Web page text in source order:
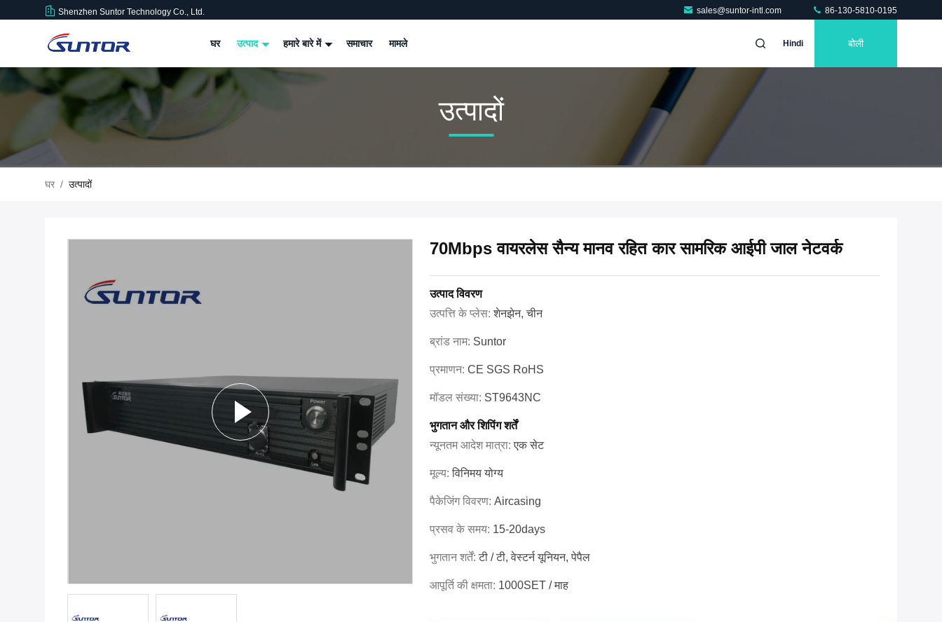
Shenzhen Suntor Technology Co., Ltd. sales@suntor-intl.com 86-130-5810-0195
घर उत्पाद हमारे बारे में समाचार मामले Hindi बोली
उत्पादों
घर / उत्पादों
70Mbps वायरलेस सैन्य मानव रहित कार सामरिक आईपी जाल नेटवर्क
उत्पाद विवरण
उत्पत्ति के प्लेस:शेनझेन, चीन
ब्रांड नाम: Suntor
प्रमाणन: CE SGS RoHS
मॉडल संख्या: ST9643NC
भुगतान और शिपिंग शर्तें
न्यूनतम आदेश मात्रा:एक सेट
मूल्य:विनिमय योग्य
पैकेजिंग विवरण: Aircasing
प्रसव के समय: 15-20days
भुगतान शर्तें:टी / टी, वेस्टर्न यूनियन, पेपैल
आपूर्ति की क्षमता: 1000SET / माह